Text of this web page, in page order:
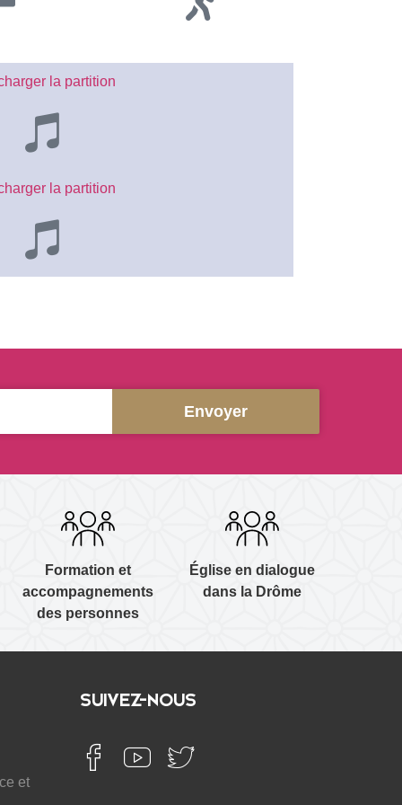
la partition
la partition
Formation et
accompagnements
des personnes
Église en dialogue
dans la Drôme
et
SUIVEZ-NOUS